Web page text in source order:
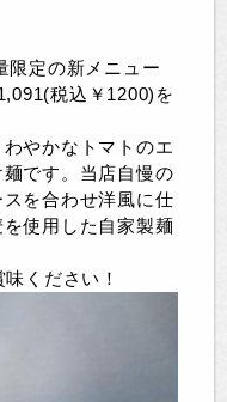
限定の新メニュー
税込￥1200)を
やかなトマトのエ
です。当店自慢の
を合わせ洋風に仕
を使用した自家製麺
ください！